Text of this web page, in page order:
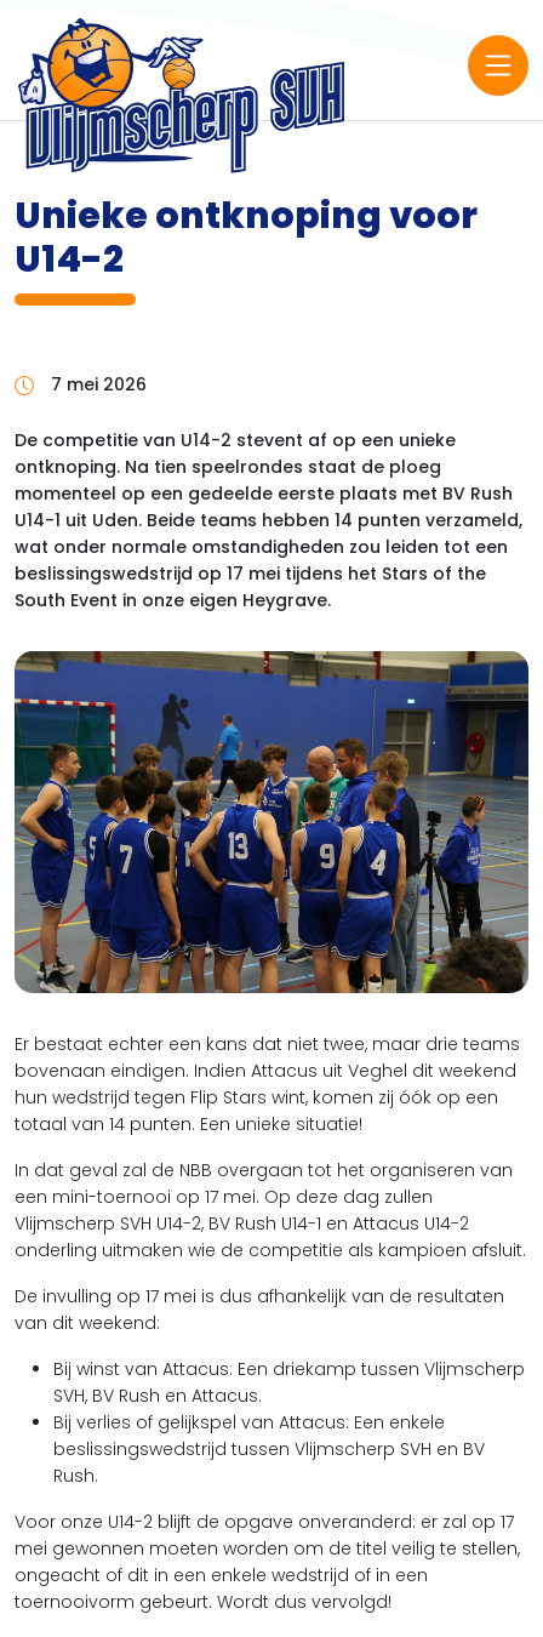
Unieke ontknoping voor
U14-2
7 mei 2026
De competitie van U14-2 stevent af op een unieke
ontknoping. Na tien speelrondes staat de ploeg
momenteel op een gedeelde eerste plaats met BV Rush
U14-1 uit Uden. Beide teams hebben 14 punten verzameld,
wat onder normale omstandigheden zou leiden tot een
beslissingswedstrijd op 17 mei tijdens het Stars of the
South Event in onze eigen Heygrave.
Er bestaat echter een kans dat niet twee, maar drie teams
bovenaan eindigen. Indien Attacus uit Veghel dit weekend
hun wedstrijd tegen Flip Stars wint, komen zij óók op een
totaal van 14 punten. Een unieke situatie!
In dat geval zal de NBB overgaan tot het organiseren van
een mini-toernooi op 17 mei. Op deze dag zullen
Vlijmscherp SVH U14-2, BV Rush U14-1 en Attacus U14-2
onderling uitmaken wie de competitie als kampioen afsluit.
De invulling op 17 mei is dus afhankelijk van de resultaten
van dit weekend:
Bij winst van Attacus: Een driekamp tussen Vlijmscherp
SVH, BV Rush en Attacus.
Bij verlies of gelijkspel van Attacus: Een enkele
beslissingswedstrijd tussen Vlijmscherp SVH en BV
Rush.
Voor onze U14-2 blijft de opgave onveranderd: er zal op 17
mei gewonnen moeten worden om de titel veilig te stellen,
ongeacht of dit in een enkele wedstrijd of in een
toernooivorm gebeurt. Wordt dus vervolgd!